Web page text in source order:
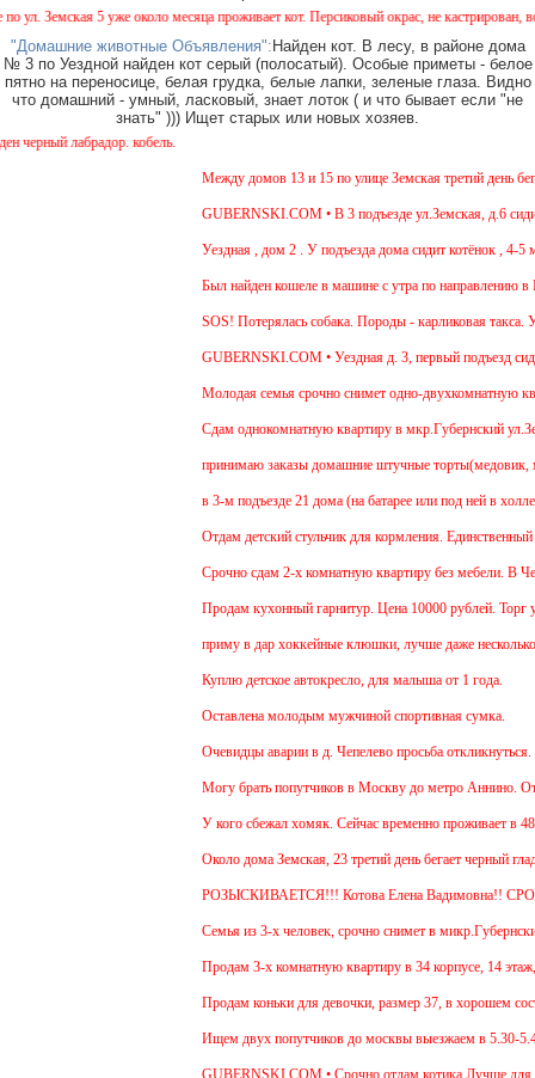
Земская 5 уже около месяца проживает кот. Персиковый окрас, не кастрирован,
"Домашние животные Объявления": Найден кот. В лесу, в районе дома
№ 3 по Уездной найден кот серый (полосатый). Особые приметы - белое
пятно на переносице, белая грудка, белые лапки, зеленые глаза. Видно
что домашний - умный, ласковый, знает лоток ( и что бывает если "не
знать" ))) Ищет старых или новых хозяев.
лабрадор. кобель.
Между домов 13 и 15 по улице Земская третий день
GUBERNSKI.COM • В 3 подъезде ул.Земская, д.6
Уездная , дом 2 . У подъезда дома сидит котёнок , 4-5
Был найден кошеле в машине с утра по направлению в
SOS! Потерялась собака. Породы - карликовая такса.
GUBERNSKI.COM • Уездная д. 3, первый подъезд
Молодая семья срочно снимет одно-двухкомнатную
Cдам однокомнатную квартиру в мкр.Губернский
принимаю заказы домашние штучные торты(медовик,
в 3-м подъезде 21 дома (на батарее или под ней в
Отдам детский стульчик для кормления. Единственный
Срочно сдам 2-х комнатную квартиру без мебели. В
Продам кухонный гарнитур. Цена 10000 рублей. Торг
приму в дар хоккейные клюшки, лучше даже несколько:)
Куплю детское автокресло, для малыша от 1 года.
Оставлена молодым мужчиной спортивная сумка.
Очевидцы аварии в д. Чепелево просьба откликнуться.
Могу брать попутчиков в Москву до метро Аннино.
У кого сбежал хомяк. Сейчас временно проживает в 48
Около дома Земская, 23 третий день бегает черный
РОЗЫСКИВАЕТСЯ!!! Котова Елена Вадимовна!!
Семья из 3-х человек, срочно снимет в
Продам 3-х комнатную квартиру в 34 корпусе, 14
Продам коньки для девочки, размер 37, в хорошем
Ищем двух попутчиков до москвы выезжаем в 5.30-
GUBERNSKI.COM • Срочно отдам котика.Лучше для